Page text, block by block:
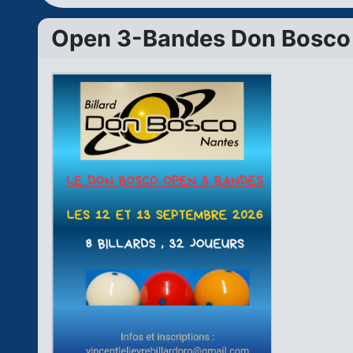
Open 3-Bandes Don